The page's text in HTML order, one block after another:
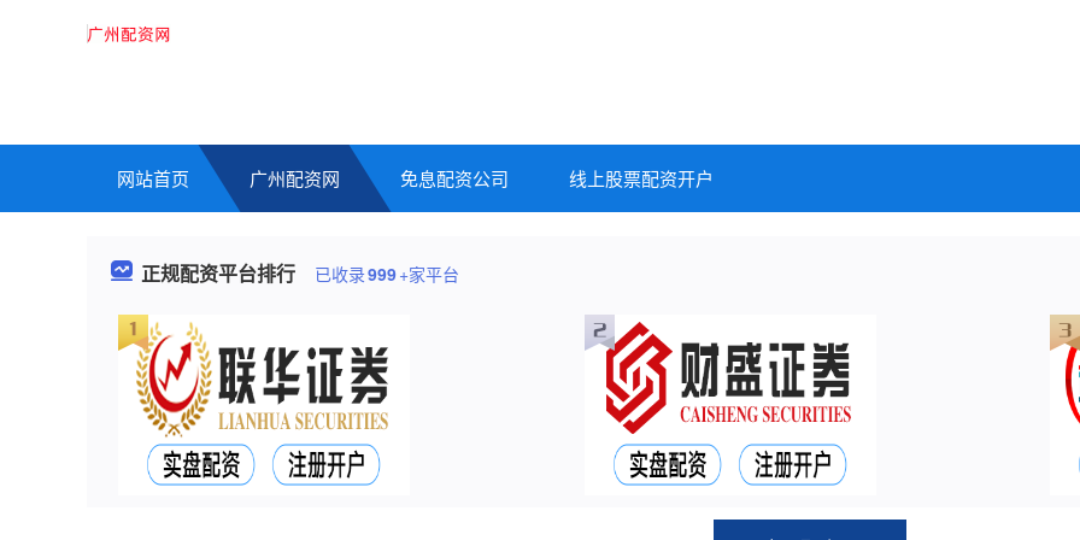
网站首页 广州配资网 免息配资公司 线上股票配资开户
正规配资平台排行 已收录999+家平台